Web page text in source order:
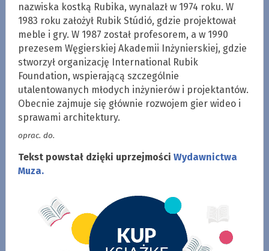
nazwiska kostką Rubika, wynalazł w 1974 roku. W
1983 roku założył Rubik Stúdió, gdzie projektował
meble i gry. W 1987 został profesorem, a w 1990
prezesem Węgierskiej Akademii Inżynierskiej, gdzie
stworzył organizację International Rubik
Foundation, wspierającą szczególnie
utalentowanych młodych inżynierów i projektantów.
Obecnie zajmuje się głównie rozwojem gier wideo i
sprawami architektury.
oprac. do.
Tekst powstał dzięki uprzejmości Wydawnictwa
Muza.